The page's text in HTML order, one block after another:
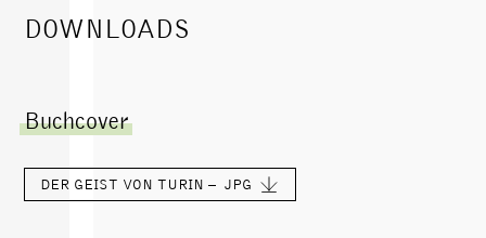
DOWNLOADS
Buchcover
DER GEIST VON TURIN – JPG